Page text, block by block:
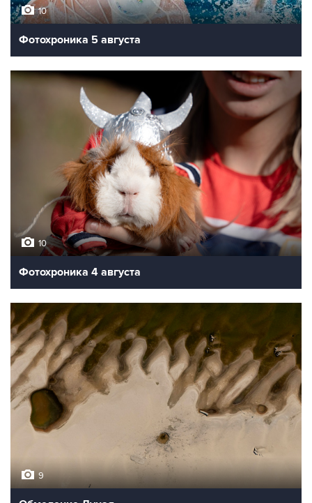
10
Фотохроника 5 августа
10
Фотохроника 4 августа
9